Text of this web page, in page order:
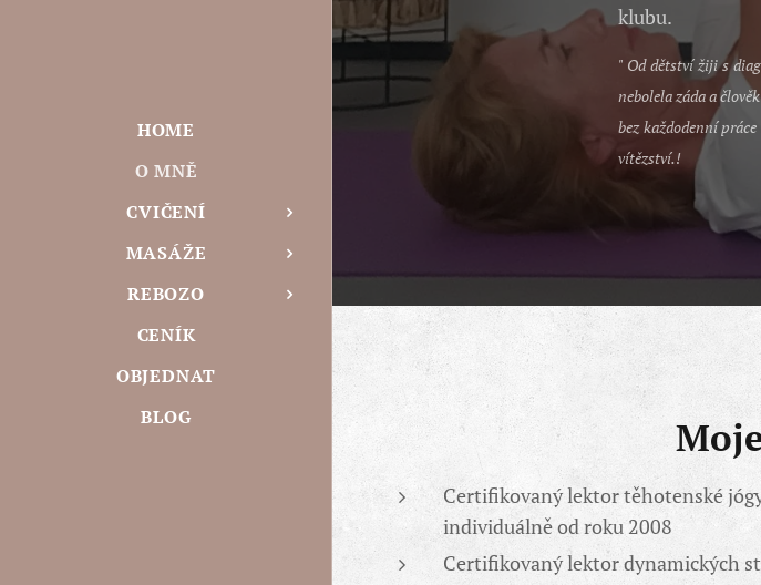
HOME
O MNĚ
CVIČENÍ
MASÁŽE
REBOZO
CENÍK
OBJEDNAT
BLOG
klubu.
" Od dětství žiji s
nebolela záda a
bez každodenní
vítězství.!
Certifikovaný lektor těhotenské
individuálně od roku 2008
Certifikovaný lektor dynamických